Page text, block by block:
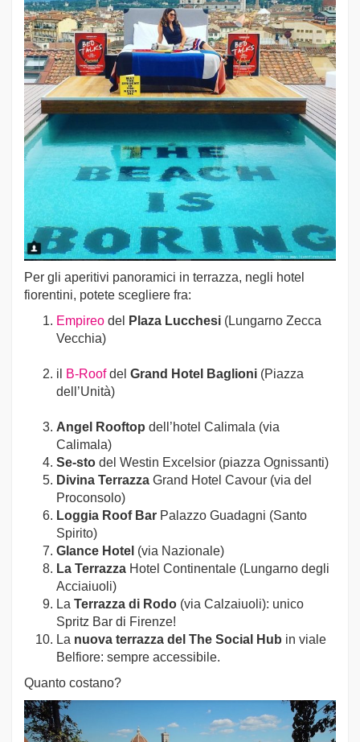
Per gli aperitivi panoramici in terrazza, negli hotel
fiorentini, potete scegliere fra:
Empireo del Plaza Lucchesi (Lungarno Zecca
Vecchia)
il B-Roofdel Grand Hotel Baglioni (Piazza
dell’Unità)
Angel Rooftop dell’hotel Calimala (via
Calimala)
Se-sto del Westin Excelsior (piazza Ognissanti)
Divina Terrazza Grand Hotel Cavour (via del
Proconsolo)
Loggia Roof Bar Palazzo Guadagni (Santo
Spirito)
Glance Hotel (via Nazionale)
La Terrazza Hotel Continentale (Lungarno degli
Acciaiuoli)
La Terrazza di Rodo (via Calzaiuoli): unico
Spritz Bar di Firenze!
La nuova terrazza del The Social Hub in viale
Belfiore: sempre accessibile.
Quanto costano?